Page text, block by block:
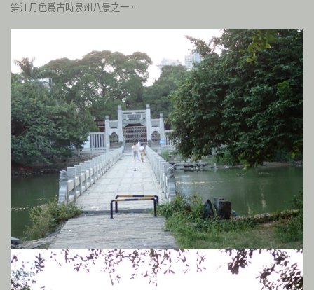
笋江月色爲古時泉州八景之一。